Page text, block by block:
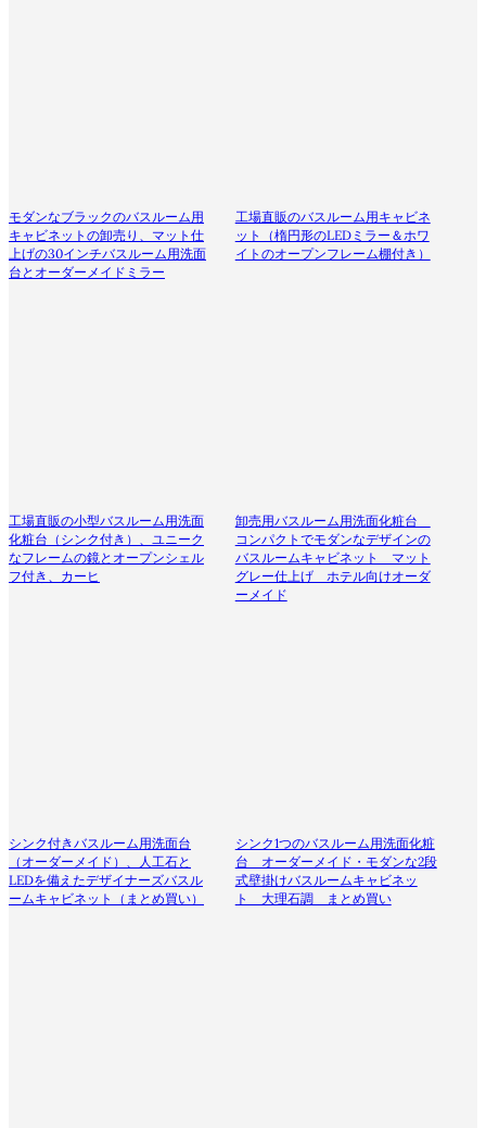
モダンなブラックのバスルーム用
キャビネットの卸売り、マット仕
上げの30インチバスルーム用洗面
台とオーダーメイドミラー
工場直販のバスルーム用キャビネ
ット（楕円形のLEDミラー＆ホワ
イトのオープンフレーム棚付き）
工場直販の小型バスルーム用洗面
化粧台（シンク付き）、ユニーク
なフレームの鏡とオープンシェル
フ付き、カーヒ
卸売用バスルーム用洗面化粧台
コンパクトでモダンなデザインの
バスルームキャビネット マット
グレー仕上げ ホテル向けオーダ
ーメイド
シンク付きバスルーム用洗面台
（オーダーメイド）、人工石と
LEDを備えたデザイナーズバスル
ームキャビネット（まとめ買い）
シンク1つのバスルーム用洗面化粧
台 オーダーメイド・モダンな2段
式壁掛けバスルームキャビネッ
ト 大理石調 まとめ買い